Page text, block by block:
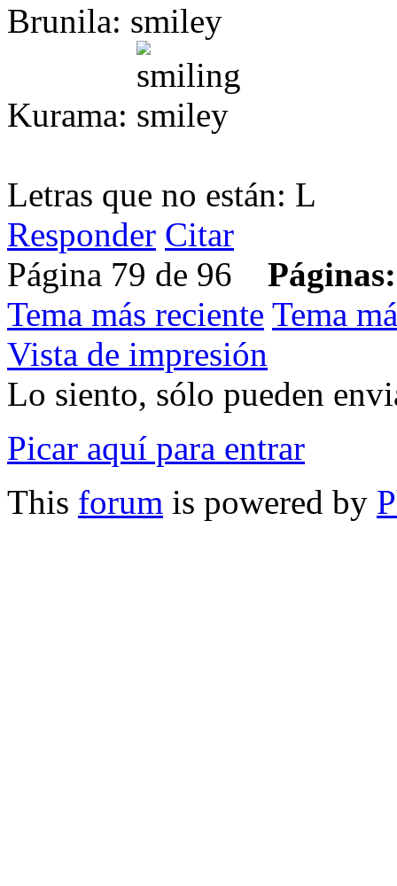
Brunila:
Kurama:
Letras que no están: L
Responder Citar
Página 79 de 96 Páginas:
Tema más reciente Tema
Vista de impresión
Lo siento, sólo pueden
Picar aquí para entrar
This forum is powered by